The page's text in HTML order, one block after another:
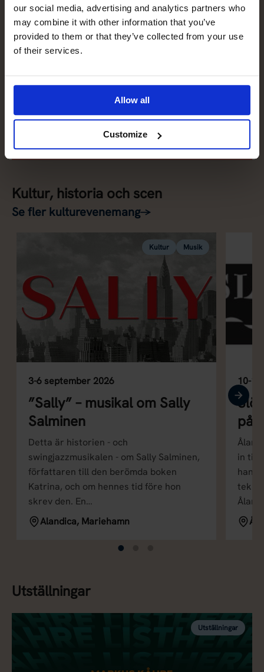
our social media, advertising and analytics partners who
may combine it with other information that you’ve
provided to them or that they’ve collected from your use
of their services.
Allow all
Customize
Har du ett evenemang på
kalendern? Tipsa oss gärna.
Tipsa oss
Kultur, historia och scen
Se fler kulturevenemang→
Kultur Musik
3-6 september 2026
”Sally” – musikal om Sally
Salminen
Detta är historien - och
swingjazzmusikalen - om Sally Salminen,
författaren till den berömda boken
Katrina, och om hennes tid före hon
skrev den. En…
Alandica, Mariehamn
10-
på
in till
Utställningar
Utställningar